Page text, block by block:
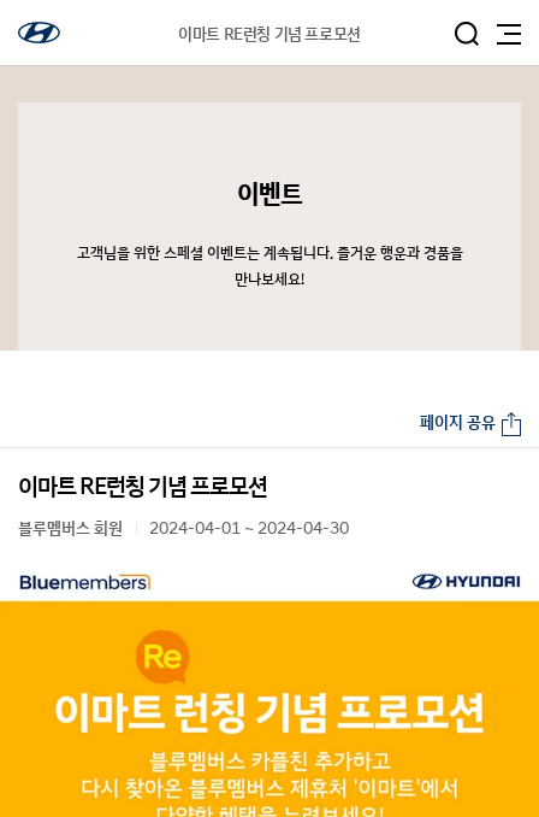
이마트 RE런칭 기념 프로모션
이벤트
고객님을 위한 스페셜 이벤트는 계속됩니다. 즐거운 행운과 경품을
만나보세요!
이마트 RE런칭 기념 프로모션
블루멤버스 회원 2024-04-01 ~ 2024-04-30
페이지 공유